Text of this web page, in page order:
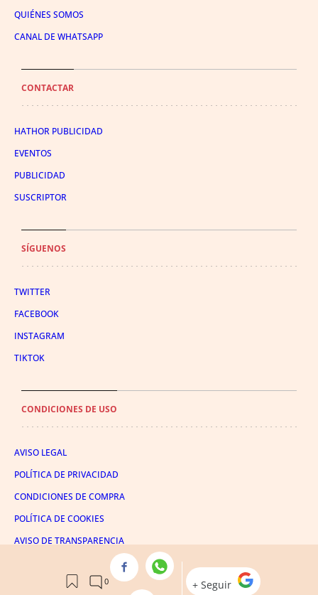
QUIÉNES SOMOS
CANAL DE WHATSAPP
CONTACTAR
HATHOR PUBLICIDAD
EVENTOS
PUBLICIDAD
SUSCRIPTOR
SÍGUENOS
TWITTER
FACEBOOK
INSTAGRAM
TIKTOK
CONDICIONES DE USO
AVISO LEGAL
POLÍTICA DE PRIVACIDAD
CONDICIONES DE COMPRA
POLÍTICA DE COOKIES
AVISO DE TRANSPARENCIA
ADMINISTRACIÓN UTIQ